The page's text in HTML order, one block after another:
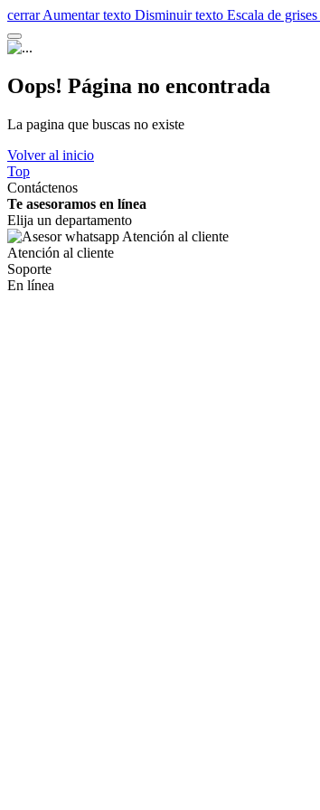
cerrar Aumentar texto Disminuir texto Escala de grises
Oops! Página no encontrada
La pagina que buscas no existe
Volver al inicio
Top
Contáctenos
Te asesoramos en línea
Elija un departamento
Atención al cliente
Soporte
En línea